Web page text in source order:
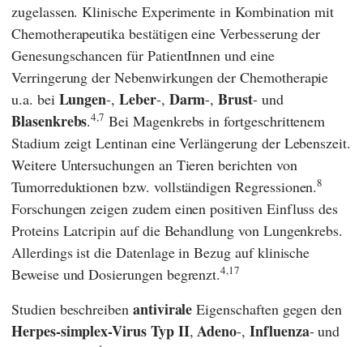
zugelassen. Klinische Experimente in Kombination mit
Chemotherapeutika bestätigen eine Verbesserung der
Genesungschancen für PatientInnen und eine
Verringerung der Nebenwirkungen der Chemotherapie
u.a. bei Lungen-,Leber-, Darm-,Brust- und
Blasenkrebs.4,7 Bei Magenkrebs in fortgeschrittenem
Stadium zeigt Lentinan eine Verlängerung der Lebenszeit.
Weitere Untersuchungen an Tieren berichten von
Tumorreduktionen bzw. vollständigen Regressionen.8
Forschungen zeigen zudem einen positiven Einfluss des
Proteins Latcripin auf die Behandlung von Lungenkrebs.
Allerdings ist die Datenlage in Bezug auf klinische
Beweise und Dosierungen begrenzt.4,17
Studien beschreiben antivirale Eigenschaften gegen den
Herpes-simplex-Virus Typ II, Adeno-,Influenza- und